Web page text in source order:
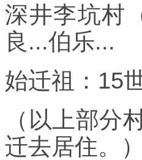
深井李坑村
良...伯乐...
始迁祖：15
（以上部分
迁去居住。）